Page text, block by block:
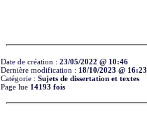
Date de création : 23/05/2022 @ 10:46
Dernière modification : 18/10/2023 @ 16:23
Catégorie : Sujets de dissertation et textes
Page lue 14193 fois